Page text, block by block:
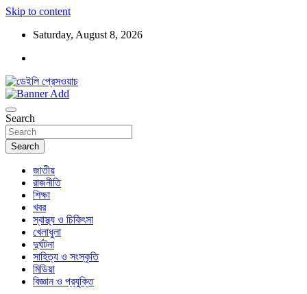
Skip to content
Saturday, August 8, 2026
ডেইলি প্রেসওয়াচ
Search
Search
জাতীয়
রাজনীতি
শিক্ষা
খবর
স্বাস্থ্য ও চিকিৎসা
খেলাধুলা
দুর্ঘটনা
সাহিত্য ও সংস্কৃতি
মিডিয়া
বিজ্ঞান ও প্রযুক্তি